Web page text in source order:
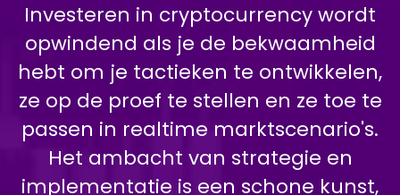
Investeren in cryptocurrency wordt
opwindend als je de bekwaamheid
hebt om je tactieken te ontwikkelen,
ze op de proef te stellen en ze toe te
passen in realtime marktscenario's.
Het ambacht van strategie en
implementatie is een schone kunst,